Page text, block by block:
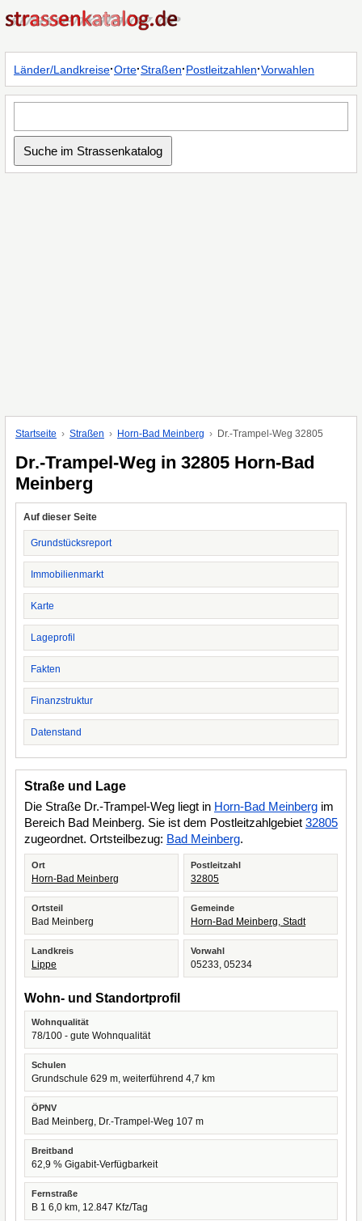
Länder/Landkreise·Orte·Straßen·Postleitzahlen·Vorwahlen
Startseite Straßen Horn-Bad Meinberg Dr.-Trampel-Weg 32805
Dr.-Trampel-Weg in 32805 Horn-Bad
Meinberg
Auf dieser Seite
Grundstücksreport
Immobilienmarkt
Karte
Lageprofil
Fakten
Finanzstruktur
Datenstand
Straße und Lage
Die Straße Dr.-Trampel-Weg liegt in Horn-Bad Meinberg im
Bereich Bad Meinberg. Sie ist dem Postleitzahlgebiet 32805
zugeordnet. Ortsteilbezug: Bad Meinberg.
Ort
Horn-Bad Meinberg
Postleitzahl
32805
Ortsteil
Bad Meinberg
Gemeinde
Horn-Bad Meinberg, Stadt
Landkreis
Lippe
Vorwahl
05233, 05234
Wohn- und Standortprofil
Wohnqualität
78/100 - gute Wohnqualität
Schulen
Grundschule 629 m, weiterführend 4,7 km
ÖPNV
Bad Meinberg, Dr.-Trampel-Weg 107 m
Breitband
62,9 % Gigabit-Verfügbarkeit
Fernstraße
B 1 6,0 km, 12.847 Kfz/Tag